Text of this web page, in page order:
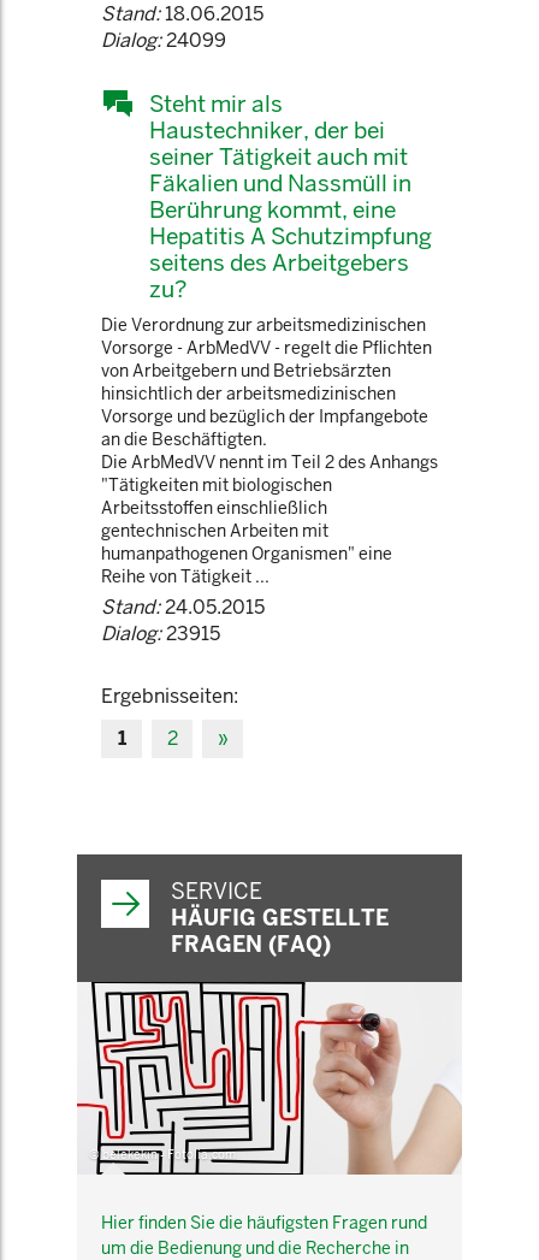
Stand:18.06.2015
Dialog:24099
Steht mir als
Haustechniker, der bei
seiner Tätigkeit auch mit
Fäkalien und Nassmüll in
Berührung kommt, eine
Hepatitis A Schutzimpfung
seitens des Arbeitgebers
zu?
Die Verordnung zur arbeitsmedizinischen
Vorsorge - ArbMedVV - regelt die Pflichten
von Arbeitgebern und Betriebsärzten
hinsichtlich der arbeitsmedizinischen
Vorsorge und bezüglich der Impfangebote
an die Beschäftigten.
Die ArbMedVV nennt im Teil 2 des Anhangs
"Tätigkeiten mit biologischen
Arbeitsstoffen einschließlich
gentechnischen Arbeiten mit
humanpathogenen Organismen" eine
Reihe von Tätigkeit ...
Stand:24.05.2015
Dialog:23915
Ergebnisseiten:
1
2 »
SERVICE
HÄUFIG GESTELLTE
FRAGEN (FAQ)
© belekekin - Fotolia.com
Hier finden Sie die häufigsten Fragen rund
um die Bedienung und die Recherche in